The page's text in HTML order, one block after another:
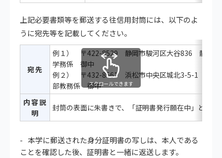
上記必要書類等を郵送する往信用封筒には、以下のよ
うに宛先等を記載してください。
宛先
例１） 〒422-8529 静岡市駿河区大谷836 静岡
学務係 御中
例２） 〒432-8561 浜松市中央区城北3-5-1 静
部教務係 御中
内容説
明
封筒の表面に朱書きで、「証明書発行願在中」と記入
スクロールできます
本学に郵送された身分証明書の写しは、本人である
ことを確認した後、証明書と一緒に返送します。